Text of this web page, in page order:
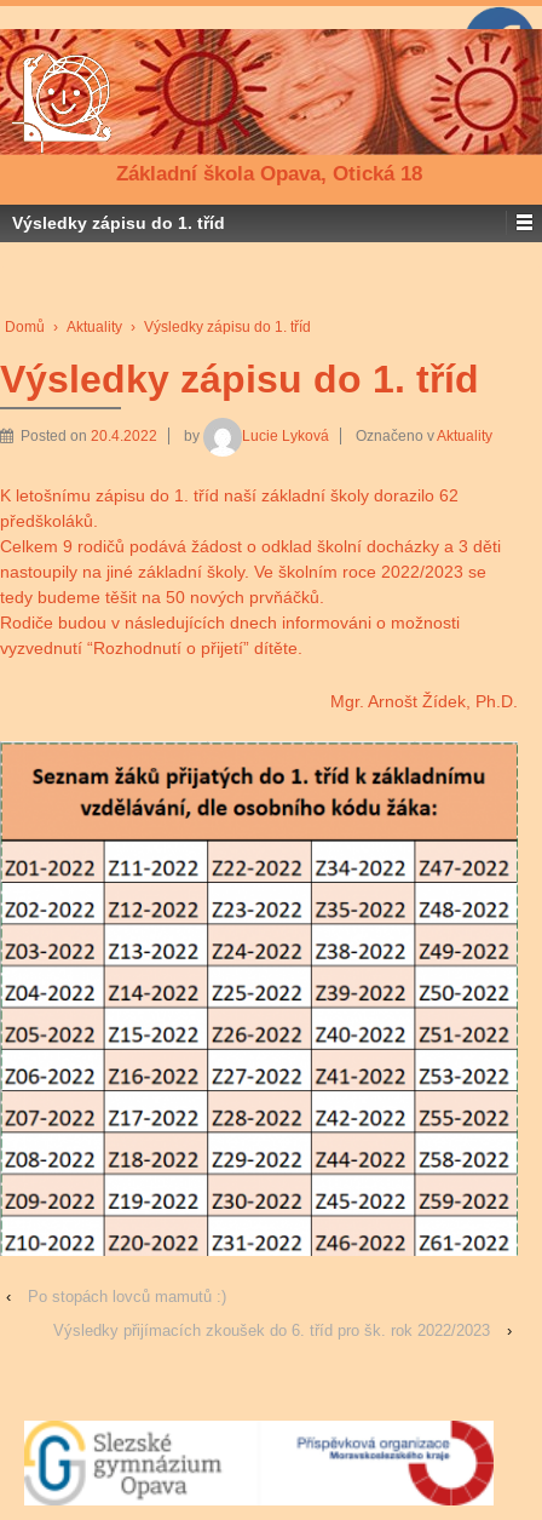
Základní škola Opava, Otická 18
Výsledky zápisu do 1. tříd
Domů › Aktuality › Výsledky zápisu do 1. tříd
Výsledky zápisu do 1. tříd
Posted on 20.4.2022 by Lucie Lyková Označeno vAktuality
K letošnímu zápisu do 1. tříd naší základní školy dorazilo 62
předškoláků.
Celkem 9 rodičů podává žádost o odklad školní docházky a 3 děti
nastoupily na jiné základní školy. Ve školním roce 2022/2023 se
tedy budeme těšit na 50 nových prvňáčků.
Rodiče budou v následujících dnech informováni o možnosti
vyzvednutí “Rozhodnutí o přijetí” dítěte.
Mgr. Arnošt Žídek, Ph.D.
‹
Po stopách lovců mamutů :)
Výsledky přijímacích zkoušek do 6. tříd pro šk. rok 2022/2023
›